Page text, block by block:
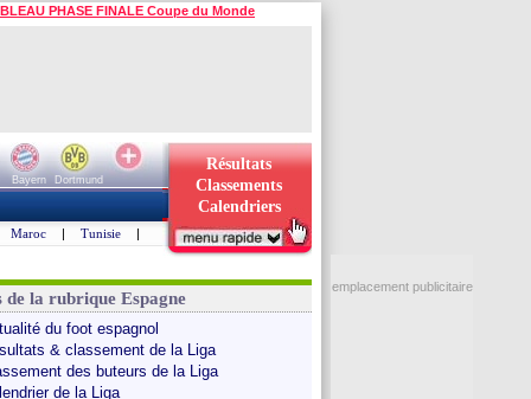
PHASE FINALE Coupe du Monde
Bayern
Dortmund
Résultats
Classements
Calendriers
Maroc | Tunisie |
de la rubrique Espagne
du foot espagnol
& classement de la Liga
des buteurs de la Liga
de la Liga
emplacement publicitaire